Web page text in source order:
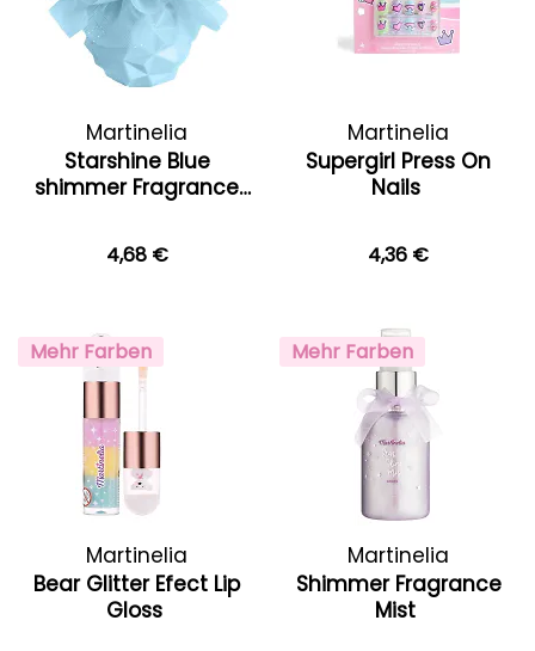
Martinelia
Starshine Blue
shimmer Fragrance
4,68 €
Martinelia
Supergirl Press On
Nails
4,36 €
Mehr Farben
Martinelia
Bear Glitter Efect Lip
Gloss
Mehr Farben
Martinelia
Shimmer Fragrance
Mist